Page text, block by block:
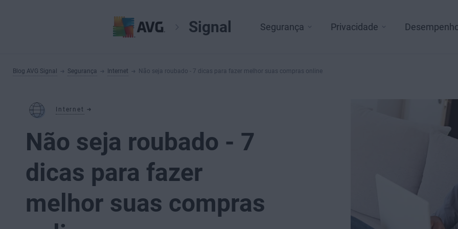
Signal Segurança Privacidade
Blog AVG Signal Segurança Internet Não seja roubado - 7 dicas para fazer melhor suas compras online
Internet
Não seja roubado - 7
dicas para fazer
melhor suas compras